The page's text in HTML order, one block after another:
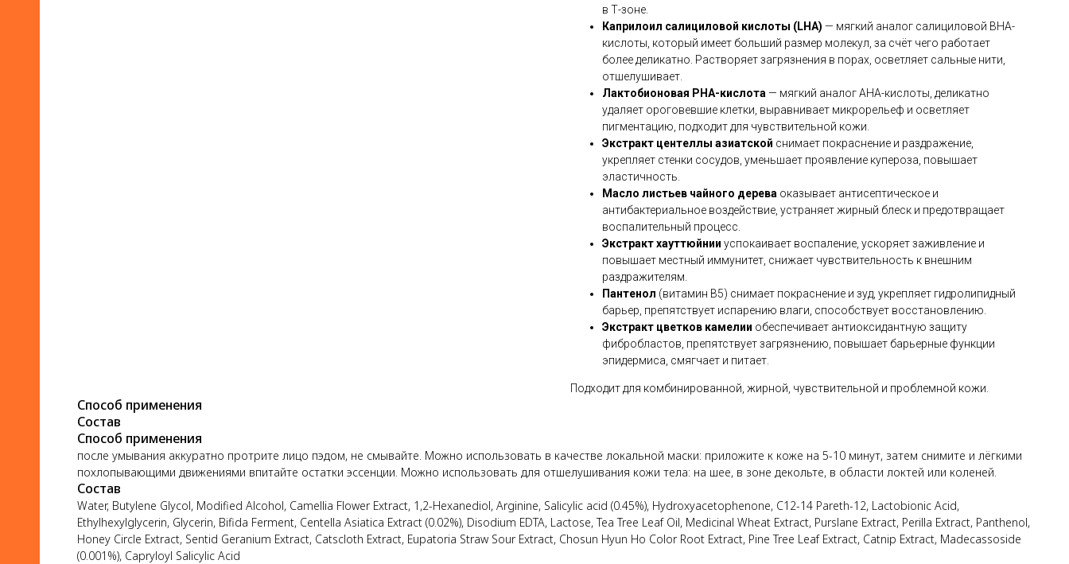
в Т-зоне.
Каприлоил салициловой кислоты (LHA) — мягкий аналог салициловой BHA-
кислоты, который имеет больший размер молекул, за счёт чего работает
более деликатно. Растворяет загрязнения в порах, осветляет сальные нити,
отшелушивает.
Лактобионовая PHA-кислота — мягкий аналог AHA-кислоты, деликатно
удаляет ороговевшие клетки, выравнивает микрорельеф и осветляет
пигментацию, подходит для чувствительной кожи.
Экстракт центеллы азиатской снимает покраснение и раздражение,
укрепляет стенки сосудов, уменьшает проявление купероза, повышает
эластичность.
Масло листьев чайного дерева оказывает антисептическое и
антибактериальное воздействие, устраняет жирный блеск и предотвращает
воспалительный процесс.
Экстракт хауттюйнии успокаивает воспаление, ускоряет заживление и
повышает местный иммунитет, снижает чувствительность к внешним
раздражителям.
Пантенол (витамин B5) снимает покраснение и зуд, укрепляет гидролипидный
барьер, препятствует испарению влаги, способствует восстановлению.
Экстракт цветков камелии обеспечивает антиоксидантную защиту
фибробластов, препятствует загрязнению, повышает барьерные функции
эпидермиса, смягчает и питает.
Подходит для комбинированной, жирной, чувствительной и проблемной кожи.
Способ применения
Состав
Способ применения
после умывания аккуратно протрите лицо пэдом, не смывайте. Можно использовать в качестве локальной маски: приложите к коже на 5-10 минут, затем снимите и лёгкими
похлопывающими движениями впитайте остатки эссенции. Можно использовать для отшелушивания кожи тела: на шее, в зоне декольте, в области локтей или коленей.
Состав
Water, Butylene Glycol, Modified Alcohol, Camellia Flower Extract, 1,2-Hexanediol, Arginine, Salicylic acid (0.45%), Hydroxyacetophenone, C12-14 Pareth-12, Lactobionic Acid,
Ethylhexylglycerin, Glycerin, Bifida Ferment, Centella Asiatica Extract (0.02%), Disodium EDTA, Lactose, Tea Tree Leaf Oil, Medicinal Wheat Extract, Purslane Extract, Perilla Extract, Panthenol,
Honey Circle Extract, Sentid Geranium Extract, Catscloth Extract, Eupatoria Straw Sour Extract, Chosun Hyun Ho Color Root Extract, Pine Tree Leaf Extract, Catnip Extract, Madecassoside
(0.001%), Capryloyl Salicylic Acid